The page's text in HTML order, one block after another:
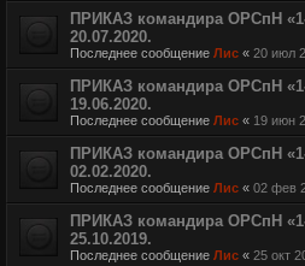
ПРИКАЗ командира ОРСпН
20.07.2020.
Последнее сообщение Лис « 20 июл
ПРИКАЗ командира ОРСпН
19.06.2020.
Последнее сообщение Лис « 19 июн
ПРИКАЗ командира ОРСпН
02.02.2020.
Последнее сообщение Лис « 02 фев
ПРИКАЗ командира ОРСпН
25.10.2019.
Последнее сообщение Лис « 25 окт